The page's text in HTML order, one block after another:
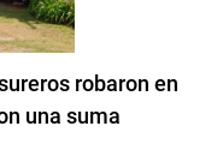
robaron en
una suma